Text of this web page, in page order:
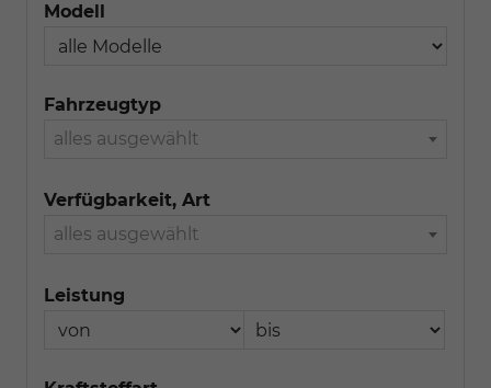
Modell
Fahrzeugtyp
alles ausgewählt
Verfügbarkeit, Art
alles ausgewählt
Leistung